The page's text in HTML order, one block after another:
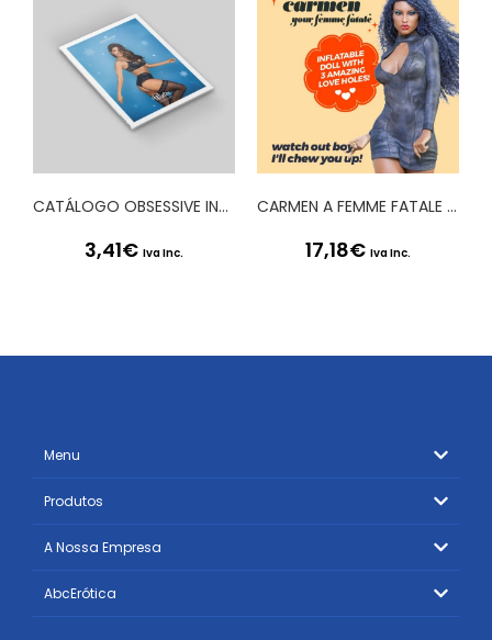
CATÁLOGO OBSESSIVE INVERNO 2020
3,41€ Iva Inc.
CARMEN A FEMME FATALE BONECA INSUFLÁVEL MULATA CRUSHIOUS
17,18€ Iva Inc.
Menu
Produtos
A Nossa Empresa
AbcErótica